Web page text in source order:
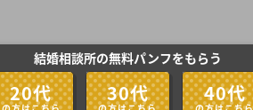
結婚相談所の無料パンフをもらう
20代
の方はこちら
30代
の方はこちら
40代
の方はこち